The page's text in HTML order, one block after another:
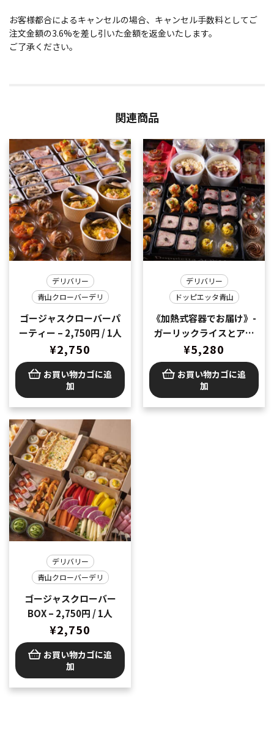
お客様都合によるキャンセルの場合、キャンセル手数料としてご
注文金額の3.6%を差し引いた金額を返金いたします。
ご了承ください。
関連商品
デリバリー
青山クローバーデリ
ゴージャスクローバーパ
ーティー – 2,750円 / 1人
¥2,750
お買い物カゴに追
加
デリバリー
ドッピエッタ青山
《加熱式容器でお届け》-
ガーリックライスとアン
ガス牛ロースステーキ付
スペシャルプラン- 5,280
円 / 1人
¥5,280
お買い物カゴに追
加
デリバリー
青山クローバーデリ
ゴージャスクローバー
BOX – 2,750円 / 1人
¥2,750
お買い物カゴに追
加